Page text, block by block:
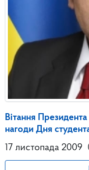
Вітання
нагоди Дня
17 листопада 2009